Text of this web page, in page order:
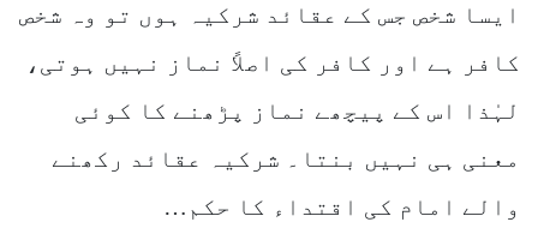
ایسا شخص جس کے عقائد شرکیہ ہوں تو وہ شخص
کافر ہے اور کافر کی اصلاً نماز نہیں ہوتی،
لہٰذا اس کے پیچھے نماز پڑھنے کا کوئی
معنی ہی نہیں بنتا۔ شرکیہ عقائد رکھنے
والے امام کی اقتداء کا حکم…